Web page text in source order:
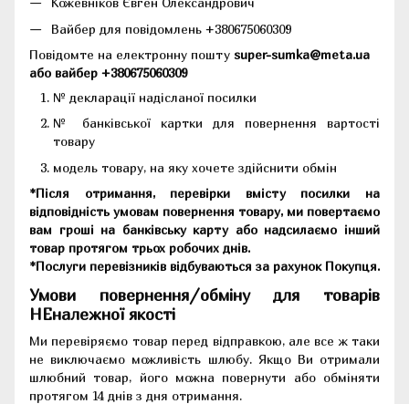
Вайбер для повідомлень +380675060309
Повідомте на електронну пошту super-sumka@meta.ua
або вайбер +380675060309
№ декларації надісланої посилки
№ банківської картки для повернення вартості
товару
модель товару, на яку хочете здійснити обмін
*Після отримання, перевірки вмісту посилки на
відповідність умовам повернення товару, ми повертаємо
вам гроші на банківську карту або надсилаємо інший
товар протягом трьох робочих днів.
*Послуги перевізників відбуваються за рахунок Покупця.
Умови повернення/обміну для товарів
НЕналежної якості
Ми перевіряємо товар перед відправкою, але все ж таки
не виключаємо можливість шлюбу. Якщо Ви отримали
шлюбний товар, його можна повернути або обміняти
протягом 14 днів з дня отримання.